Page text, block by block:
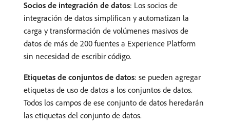
Socios de integración de datos: Los socios de
integración de datos simplifican y automatizan la
carga y transformación de volúmenes masivos de
datos de más de 200 fuentes a Experience Platform
sin necesidad de escribir código.
Etiquetas de conjuntos de datos: se pueden agregar
etiquetas de uso de datos a los conjuntos de datos.
Todos los campos de ese conjunto de datos heredarán
las etiquetas del conjunto de datos.